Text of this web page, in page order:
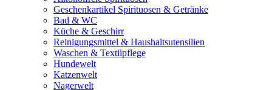
Geschenkartikel Spirituosen & Getränke
Bad & WC
Küche & Geschirr
Reinigungsmittel & Haushaltsutensilien
Waschen & Textilpflege
Hundewelt
Katzenwelt
Nagerwelt